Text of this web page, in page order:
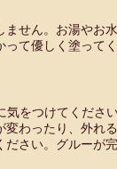
ん。お湯やお
って優しく塗って
気をつけてくださ
わったり、外れ
さい。グルーが完